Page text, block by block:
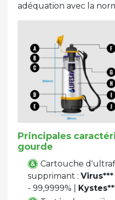
adéquation avec la
Principales
gourde
Cartouche
supprimant : Virus***
- 99,9999% |
K